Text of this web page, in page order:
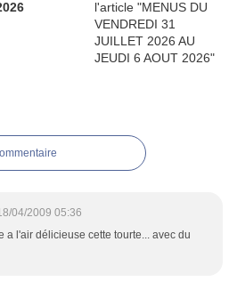
04/2009 05:36
a l'air délicieuse cette tourte... avec du